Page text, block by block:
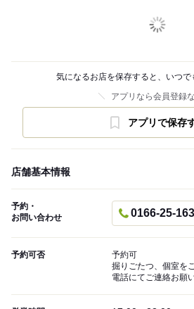
気になるお店を保存すると、いつで
アプリなら会員登録
アプリで保存
店舗基本情報
予約・
お問い合わせ
0166-25-
予約可否
予約可
掘りごたつ、個室を
電話にてご連絡お願